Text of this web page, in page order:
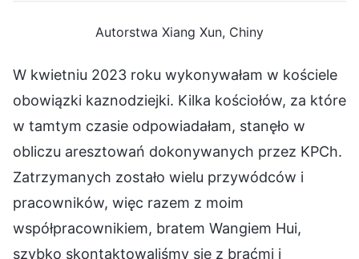
Autorstwa Xiang Xun, Chiny
W kwietniu 2023 roku wykonywałam w kościele
obowiązki kaznodziejki. Kilka kościołów, za które
w tamtym czasie odpowiadałam, stanęło w
obliczu aresztowań dokonywanych przez KPCh.
Zatrzymanych zostało wielu przywódców i
pracowników, więc razem z moim
współpracownikiem, bratem Wangiem Hui,
szybko skontaktowaliśmy się z braćmi i